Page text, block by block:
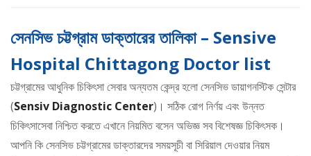
সেনসিভ চট্টগ্রাম ডাক্তারের তালিকা – Sensive
Hospital Chittagong Doctor list
চট্টগ্রামের আধুনিক চিকিৎসা সেবার অন্যতম কেন্দ্র হলো সেনসিভ ডায়াগনস্টিক সেন্টার
(Sensiv Diagnostic Center)। সঠিক রোগ নির্ণয় এবং উন্নত
চিকিৎসাসেবা নিশ্চিত করতে এখানে নিয়মিত বসেন অভিজ্ঞ সব বিশেষজ্ঞ চিকিৎসক।
আপনি কি সেনসিভ চট্টগ্রামের ডাক্তারদের সময়সূচী বা সিরিয়াল দেওয়ার নিয়ম